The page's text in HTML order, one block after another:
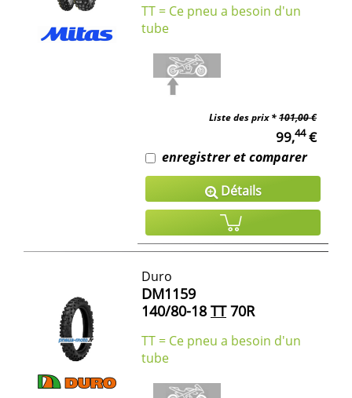
TT = Ce pneu a besoin d'un
tube
Liste des prix *101,00 €
99,44€
enregistrer et comparer
Détails
Duro
DM1159
140/80-18 TT70R
TT = Ce pneu a besoin d'un
tube